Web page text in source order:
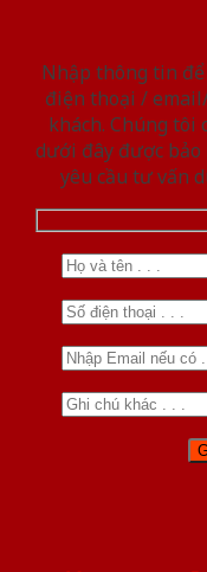
Nhập thông tin
điện thoại /
khách. Chúng tôi
dưới đây được bảo
yêu cầu tư vấn